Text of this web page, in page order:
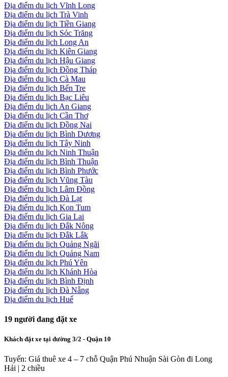
Địa điểm du lịch Vĩnh Long
Địa điểm du lịch Trà Vinh
Địa điểm du lịch Tiền Giang
Địa điểm du lịch Sóc Trăng
Địa điểm du lịch Long An
Địa điểm du lịch Kiên Giang
Địa điểm du lịch Hậu Giang
Địa điểm du lịch Đồng Tháp
Địa điểm du lịch Cà Mau
Địa điểm du lịch Bến Tre
Địa điểm du lịch Bạc Liêu
Địa điểm du lịch An Giang
Địa điểm du lịch Cần Thơ
Địa điểm du lịch Đồng Nai
Địa điểm du lịch Bình Dương
Địa điểm du lịch Tây Ninh
Địa điểm du lịch Ninh Thuận
Địa điểm du lịch Bình Thuận
Địa điểm du lịch Bình Phước
Địa điểm du lịch Vũng Tàu
Địa điểm du lịch Lâm Đồng
Địa điểm du lịch Đà Lạt
Địa điểm du lịch Kon Tum
Địa điểm du lịch Gia Lai
Địa điểm du lịch Đắk Nông
Địa điểm du lịch Đắk Lắk
Địa điểm du lịch Quảng Ngãi
Địa điểm du lịch Quảng Nam
Địa điểm du lịch Phú Yên
Địa điểm du lịch Khánh Hòa
Địa điểm du lịch Bình Định
Địa điểm du lịch Đà Nẵng
Địa điểm du lịch Huế
19 người đang đặt xe
Khách đặt xe tại đường 3/2 - Quận 10
Tuyến: Giá thuê xe 4 – 7 chỗ Quận Phú Nhuận Sài Gòn đi Long
Hải | 2 chiều